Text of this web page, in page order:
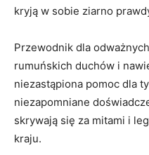
kryją w‍ sobie ziarno
Przewodnik dla
rumuńskich duchów i
niezastąpiona pomoc dla
niezapomniane
skrywają ​się za mitami i
kraju.